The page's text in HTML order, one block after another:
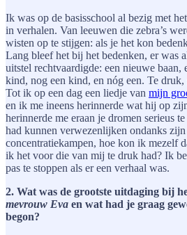
Ik was op de basisschool al bezig met
in verhalen. Van leeuwen die zebra’s
wisten op te stijgen: als je het kon
Lang bleef het bij het bedenken, er was
uitstel rechtvaardigde: een nieuwe baan,
kind, nog een kind, en nóg een. Te druk,
Tot ik op een dag een liedje van mijn
en ik me ineens herinnerde wat hij op
herinnerde me eraan je dromen serieus
had kunnen verwezenlijken ondanks
concentratiekampen, hoe kon ik mezelf
ik het voor die van mij te druk had? Ik
pas te stoppen als er een verhaal was.
2. Wat was de grootste uitdaging bij
mevrouw Eva en wat had je graag
begon?